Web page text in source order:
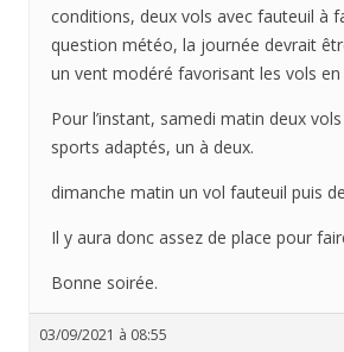
conditions, deux vols avec fauteuil à
question météo, la journée devrait
un vent modéré favorisant les vols en
Pour l’instant, samedi matin deux
sports adaptés, un à deux.
dimanche matin un vol fauteuil puis
Il y aura donc assez de place pour
Bonne soirée.
03/09/2021 à 08:55